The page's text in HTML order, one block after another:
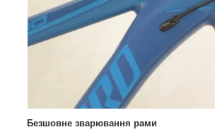
Безшовне зварювання рами